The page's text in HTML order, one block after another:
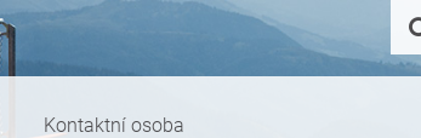
Kontaktní osoba